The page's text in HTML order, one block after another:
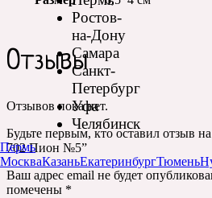
Ростов-
на-Дону
Самара
Санкт-
Петербург
Уфа
Челябинск
Пермь
МоскваКазаньЕкатеринбургТюмень
Отзывы
Отзывов пока нет.
Будьте первым, кто оставил отзыв
702 Пион №5”
Ваш адрес email не будет
помечены *